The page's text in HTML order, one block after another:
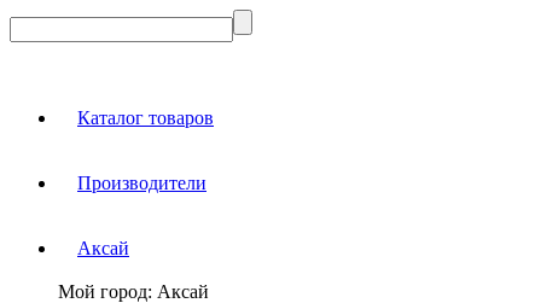
Каталог товаров
Производители
Аксай
Мой город: Аксай